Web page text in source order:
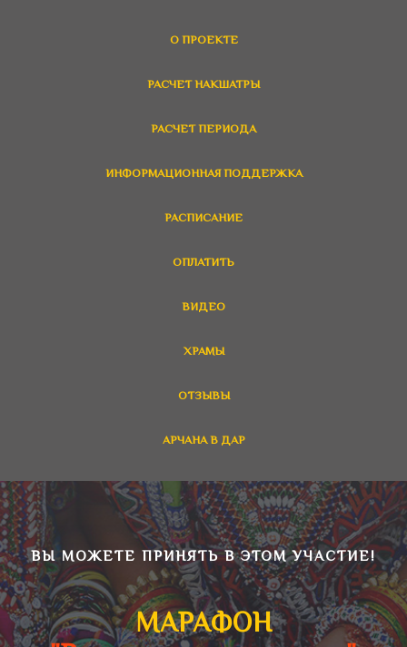
О ПРОЕКТЕ
РАСЧЕТ НАКШАТРЫ
РАСЧЕТ ПЕРИОДА
ИНФОРМАЦИОННАЯ ПОДДЕРЖКА
РАСПИСАНИЕ
ОПЛАТИТЬ
ВИДЕО
ХРАМЫ
ОТЗЫВЫ
АРЧАНА В ДАР
ВЫ МОЖЕТЕ ПРИНЯТЬ В ЭТОМ УЧАСТИЕ!
МАРАФОН